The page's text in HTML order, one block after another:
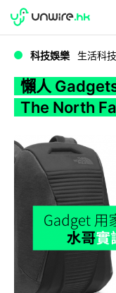
WWDC 2026
科技娛樂 生活科技
懶人
The North